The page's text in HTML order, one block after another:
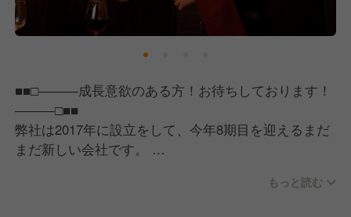
■■□―――成長意欲のある方！お待ちしております！
―――□■■
弊社は2017年に設立をして、今年8期目を迎えるまだ
まだ新しい会社です。
もっと読む